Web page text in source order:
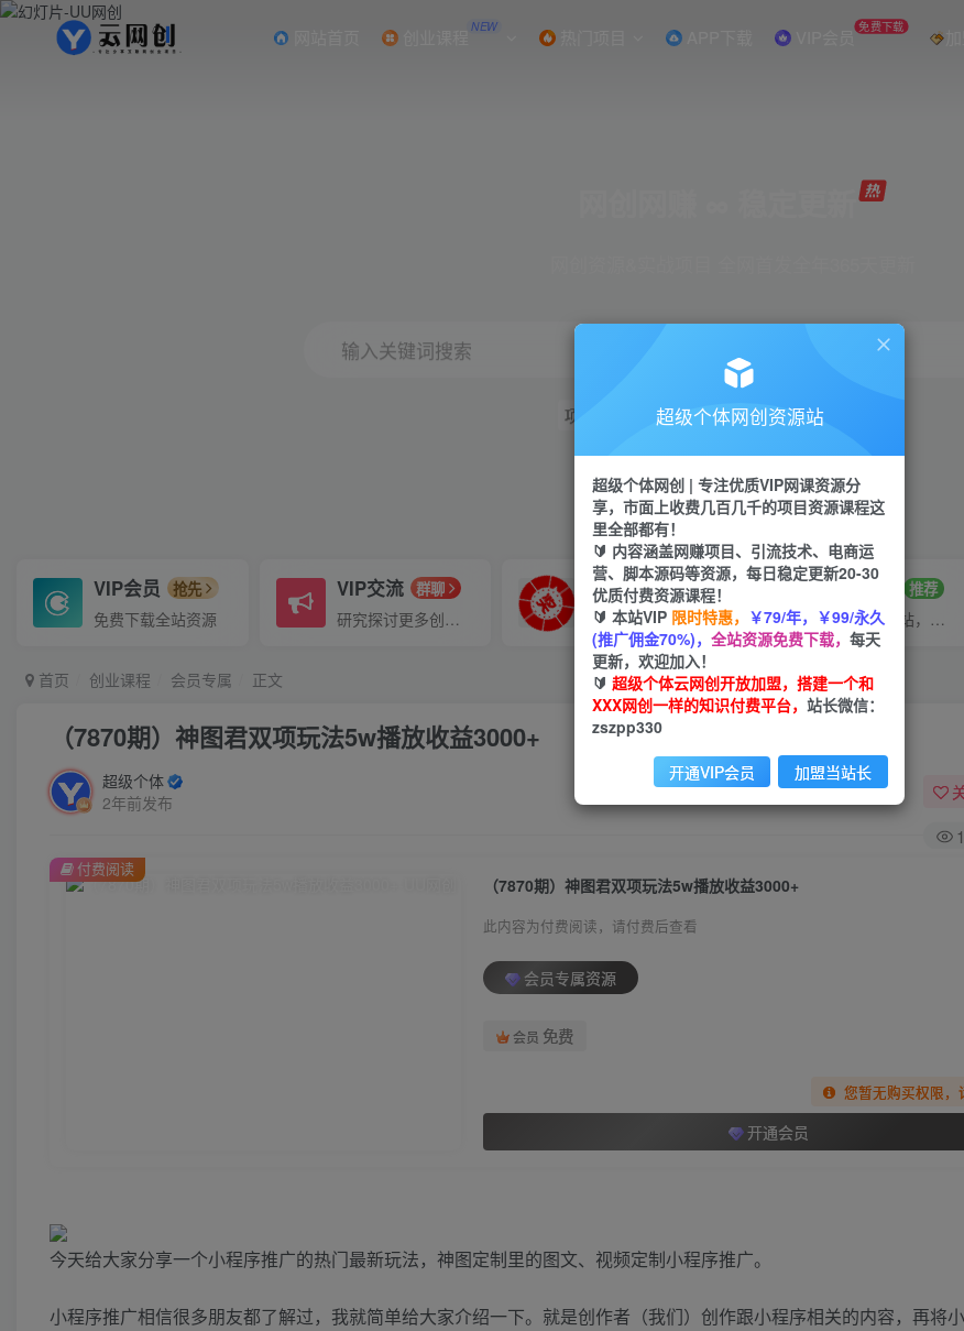
创业课程 NEW 热门项目 APP下载 VIP会员 免费下载
输入关键词搜索
项目 引流 短视频 小红书
VIP会员 抢先
免费下载全站资源
VIP交流 群聊
研究探讨更多创业项目路子。
VIP推广
70%分佣
会员专属推广链接
招募站长 推荐
搭建同款网站，自己当老板
首页 创业课程 会员专属 正文
（7870期）神图君双项玩法5w播放收益3000+
超级个体
2年前发布
（7870期）神图君双项玩法5w播放收益3000+
此内容为付费阅读，请付费后查看
会员专属资源
会员 免费
您暂无购买权限，
开通会员
付费阅读
今天给大家分享一个小程序推广的热门最新玩法，神图定制里的图文、视频定制小程序推广。
小程序推广相信很多朋友都了解过，我就简单给大家介绍一下。就是创作者（我们）创作跟小程序相关的内容，再将
超级个体网创资源站
超级个体网创 | 专注优质VIP网课资源分
享，市面上收费几百几千的项目资源课程这
里全部都有！
🔰 内容涵盖网赚项目、引流技术、电商运
营、脚本源码等资源，每日稳定更新20-30
优质付费资源课程！
🔰 本站VIP 限时特惠， ￥79/年，￥99/永久
(推广佣金70%)， 全站资源免费下载， 每天
更新，欢迎加入！
🔰 超级个体云网创开放加盟，搭建一个和
XXX网创一样的知识付费平台， 站长微信：
zszpp330
开通VIP会员 加盟当站长